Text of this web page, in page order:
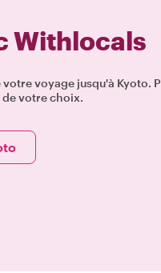
Withlocals
voyage jusqu'à Kyoto.
de votre choix.